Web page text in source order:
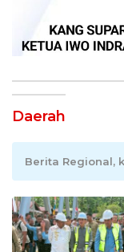
Daerah
Berita Regional,